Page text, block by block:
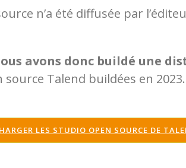
n’a été diffusée par
avons donc buildé une
Talend buildées en 2023
LES STUDIO OPEN SOURCE DE